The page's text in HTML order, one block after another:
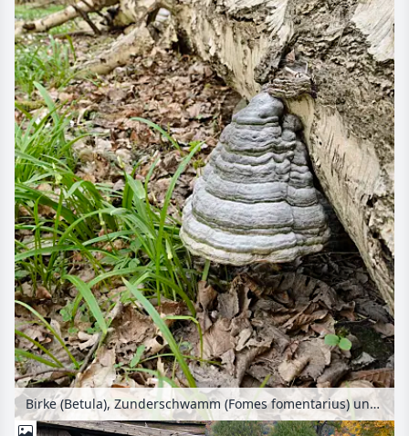
Birke (Betula), Zunderschwamm (Fomes fomentarius) und Seltsamer Lauch (Allium paradoxum)